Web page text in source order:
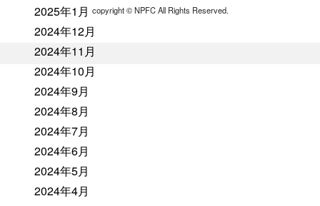
2025年1月
2024年12月
2024年11月
2024年10月
2024年9月
2024年8月
2024年7月
2024年6月
2024年5月
2024年4月
copyright ©︎ NPFC All Rights Reserved.